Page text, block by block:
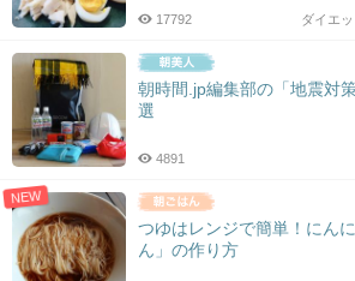
ダイエ
17792
朝時間.jp編集部の「地震対
選
4891
NEW
つゆはレンジで簡単！にん
ん」の作り方